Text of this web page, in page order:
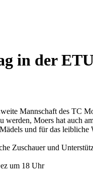
in der
Mannschaft des TC
werden, Moers hat auch
und für das leibliche
Zuschauer und
um 18 Uhr